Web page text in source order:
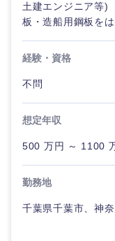
土建エンジニア等)
板・造船用鋼板を
経験・資格
不問
想定年収
500 万円 ～ 1100
勤務地
千葉県千葉市、神